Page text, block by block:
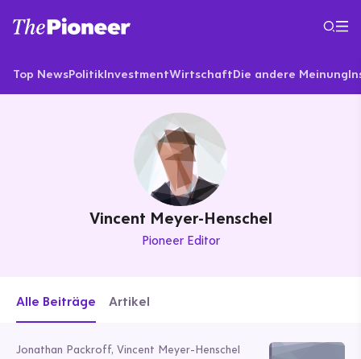
Top NewsPolitikInvestmentWirtschaftDie andere Meinung
Vincent Meyer-Henschel
Pioneer Editor
Alle Beiträge Artikel
Jonathan Packroff, Vincent Meyer-Henschel